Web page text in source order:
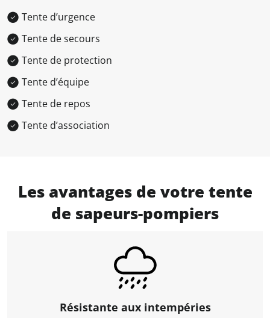
Tente d’urgence
Tente de secours
Tente de protection
Tente d’équipe
Tente de repos
Tente d’association
Les avantages de votre tente
de sapeurs-pompiers
Résistante aux intempéries